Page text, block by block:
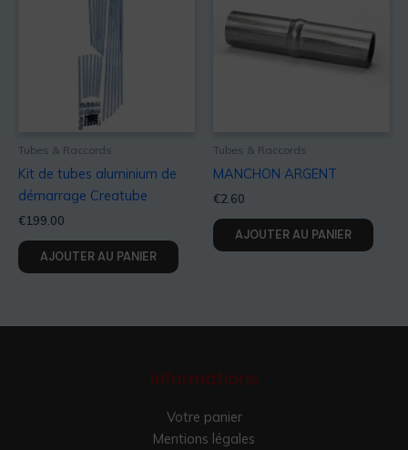
Tubes & Raccords
Kit de tubes aluminium de
démarrage Creatube
€199.00
AJOUTER AU PANIER
Tubes & Raccords
MANCHON ARGENT
€2.60
AJOUTER AU PANIER
Informations
Votre panier
Mentions légales